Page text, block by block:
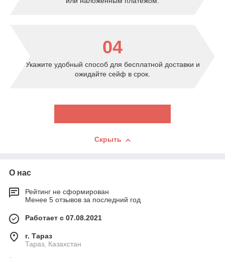
04
Укажите удобный способ для бесплатной доставки и
ожидайте сейф в срок.
Скрыть
О нас
Рейтинг не сформирован
Менее 5 отзывов за последний год
Работает с 07.08.2021
г. Тараз
Тараз, Казахстан